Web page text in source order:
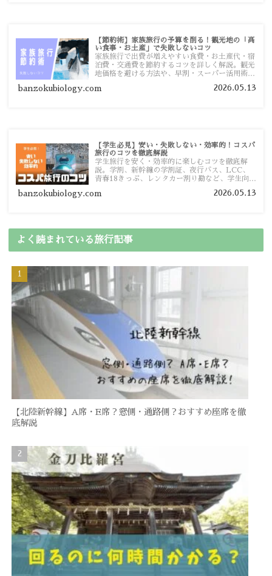
【節約術】家族旅行の予算を削る！観光地の「高
い食事・お土産」で失敗しないコツ
家族旅行で出費が増えやすい食費・お土産代・宿
泊費・交通費を節約するコツを詳しく解説。観光
地価格を避ける方法や、早割・スーパー活用術、
banzokubiology.com 2026.05.13
【学生必見】安い・失敗しない・効率的！コスパ
旅行のコツを徹底解説
学生旅行を安く・効率的に楽しむコツを徹底解
説。学割、新幹線の学割証、夜行バス、LCC、
青春18きっぷ、レンタカー割り勘など、学生向け
banzokubiology.com 2026.05.13
よく読まれている旅行記事
【北陸新幹線】A席・E席？窓側・通路側？おすすめ座席を徹
底解説